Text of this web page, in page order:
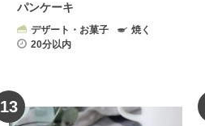
パンケーキ
デザート・お菓子
焼く
20分以内
13